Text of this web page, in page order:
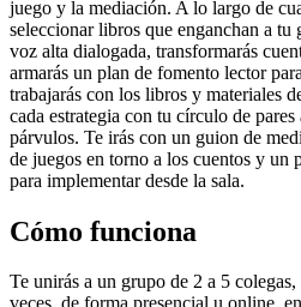
juego y la mediación. A lo largo de
seleccionar libros que enganchan a tu
voz alta dialogada, transformarás
armarás un plan de fomento lector
trabajarás con los libros y materiales
cada estrategia con tu círculo de
párvulos. Te irás con un guion de
de juegos en torno a los cuentos y un
para implementar desde la sala.
Cómo funciona
Te unirás a un grupo de 2 a 5